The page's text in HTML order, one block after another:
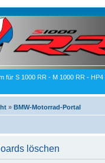
für S 1000 RR - M 1000 RR -
» BMW-Motorrad-Portal
löschen